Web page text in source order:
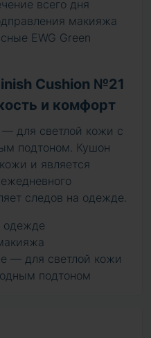
всего дня
макияжа
EWG Green
Cushion №21
и комфорт
для светлой кожи с
подтоном. Кушон
и является
следов на одежде.
одежде
— для светлой кожи
подтоном